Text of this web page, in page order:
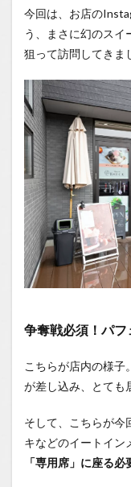
ーユ』
面
1.0.3
選べる
ジェラ
ート
は、や
っぱり
「あま
おうミ
ルク」
1.0.4
次の
「レ
ア」ス
イーツ
は…？
場所
You
Tube
はいし
ゃの食
べ歩き
You
今回は、お店の
う、まさに幻のスイ
狙って訪問してきま
争奪戦必須！パフ
こちらが店内の様子
が差し込み、とても
そして、こちらが今
キなどのイートイン
「専用席」に座る